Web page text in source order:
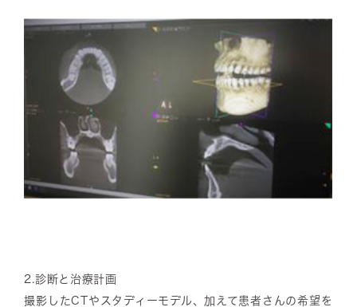
2.診断と治療計画
撮影したCTやスタディーモデル、加えて患者さんの希望を